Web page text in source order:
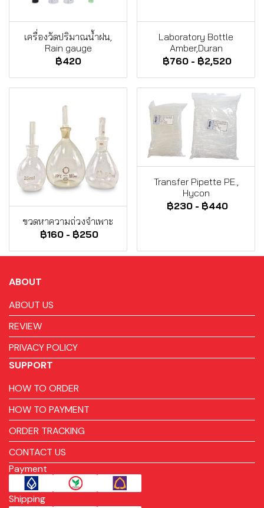
เครื่องวัดปริมาณน้ำฝน,
Rain gauge
฿420
Laboratory Bottle
Amber,Duran
฿760 - ฿2,520
ขวดหาความถ่วงจำเพาะ
฿160 - ฿250
Transfer Pipette PE.,
Hycon
฿230 - ฿440
ABOUT
ABOUT US
REVIEW
PRIVACY POLICY
SUPPORT
HOW TO ORDER
HOW TO PAYMENT
ORDER TRACKING
CONTACT US
Payment
Shipping